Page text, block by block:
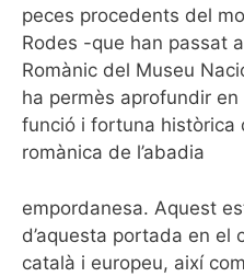
peces procedents del
Rodes -que han passat
Romànic del Museu
ha permès aprofundir en
funció i fortuna
romànica de l’abadia
empordanesa. Aquest
d’aquesta portada en el
català i europeu, així